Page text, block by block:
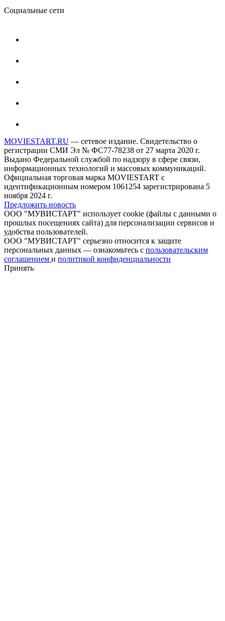
Социальные сети
MOVIESTART.RU — сетевое издание. Свидетельство о
регистрации СМИ Эл № ФС77-78238 от 27 марта 2020 г.
Выдано Федеральной службой по надзору в сфере связи,
информационных технологий и массовых коммуникаций.
Официальная торговая марка MOVIESTART с
идентификационным номером 1061254 зарегистрирована 5
ноября 2024 г.
Предложить новость
ООО "МУВИСТАРТ" использует cookie (файлы с данными о
прошлых посещениях сайта) для персонализации сервисов и
удобства пользователей.
ООО "МУВИСТАРТ" серьезно относится к защите
персональных данных — ознакомьтесь с пользовательским
соглашением и политикой конфиденциальности
Принять